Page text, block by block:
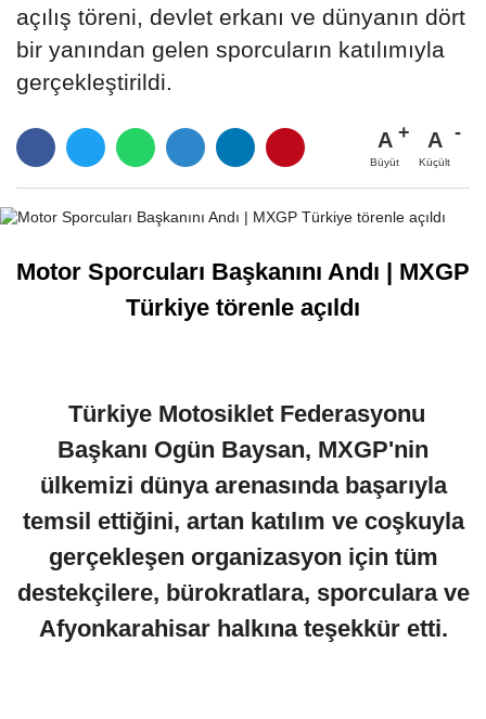
açılış töreni, devlet erkanı ve dünyanın dört
bir yanından gelen sporcuların katılımıyla
gerçekleştirildi.
A
Büyüt
A
Küçült
Motor Sporcuları Başkanını Andı | MXGP
Türkiye törenle açıldı
Türkiye Motosiklet Federasyonu
Başkanı Ogün Baysan, MXGP'nin
ülkemizi dünya arenasında başarıyla
temsil ettiğini, artan katılım ve coşkuyla
gerçekleşen organizasyon için tüm
destekçilere, bürokratlara, sporculara ve
Afyonkarahisar halkına teşekkür etti.